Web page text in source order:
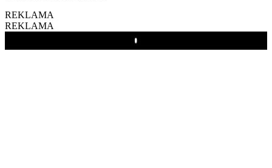
REKLAMA
REKLAMA
Play